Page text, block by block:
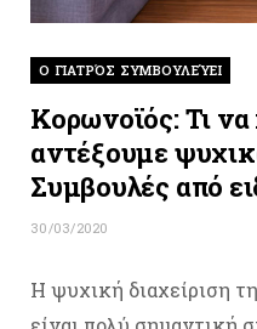
O ΓΙΑΤΡΌΣ ΣΥΜΒΟΥΛΕΎΕΙ
Κορωνοϊός: Τι
αντέξουμε
Συμβουλές από
30/03/2020
Η ψυχική διαχείριση